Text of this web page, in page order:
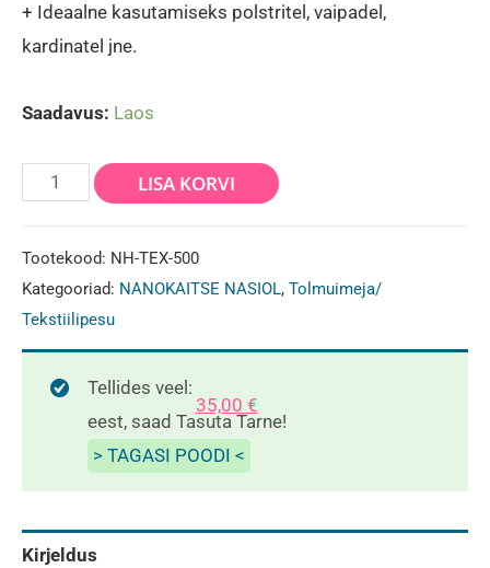
+ Ideaalne kasutamiseks polstritel, vaipadel,
kardinatel jne.
Saadavus: Laos
Nano
Nasiol
HOMETEX
500ml
kogus
LISA KORVI
Tootekood: NH-TEX-500
Kategooriad: NANOKAITSE NASIOL, Tolmuimeja/
Tekstiilipesu
Tellides veel:
35,00 €
eest, saad Tasuta Tarne!
> TAGASI POODI <
Kirjeldus